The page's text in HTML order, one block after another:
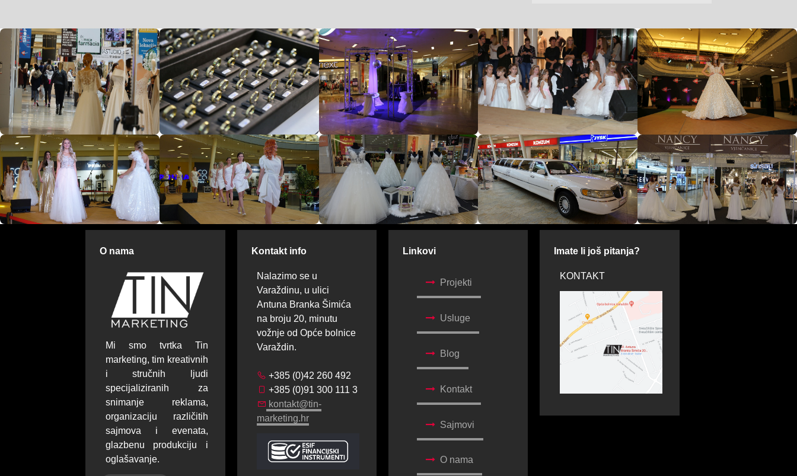
O nama
Mi smo tvrtka Tin
marketing, tim kreativnih
i stručnih ljudi
specijaliziranih za
snimanje reklama,
organizaciju različitih
sajmova i evenata,
glazbenu produkciju i
oglašavanje.
Kontakt info
Nalazimo se u
Varaždinu, u ulici
Antuna Branka Šimića
na broju 20, minutu
vožnje od Opće bolnice
Varaždin.
+385 (0)42 260 492
+385 (0)91 300 111 3
kontakt@tin-
marketing.hr
Linkovi
Projekti
Usluge
Blog
Kontakt
Sajmovi
O nama
Imate li još pitanja?
KONTAKT